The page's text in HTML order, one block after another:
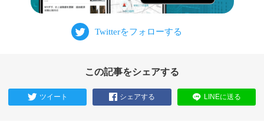
この記事をシェアする
ツイート シェアする LINEに送る